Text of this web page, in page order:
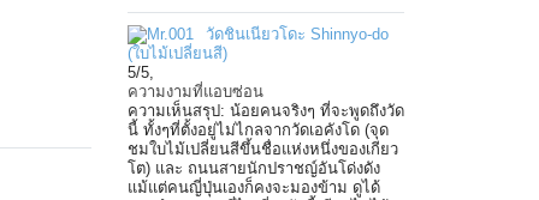
วัดชินเนียวโดะ Shinnyo-do
(ใบไม้เปลี่ยนสี)
5/5,
ความงามที่แอบซ่อน
ความเห็นสรุป: น้อยคนจริงๆ ที่จะพูดถึงวัด
นี้ ทั้งๆที่ตั้งอยู่ไม่ไกลจากวัดเอคังโด (จุด
ชมใบไม้เปลี่ยนสีขึ้นชื่อแห่งหนึ่งของเกียว
โต) และ ถนนสายนักปราชญ์อันโด่งดัง
แม้แต่คนญี่ปุ่นเองก็คงจะมองข้าม ดูได้